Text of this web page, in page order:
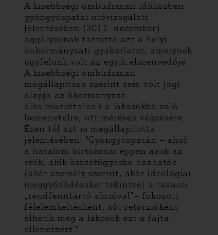
A kisebbségi ombudsman időközben
gyöngyöspatai utóvizsgálati
jelentésében (2011. december)
aggályosnak tartotta azt a helyi
önkormányzati gyakorlatot, amelynek
ügyfelünk volt az egyik elszenvedője.
A kisebbségi ombudsman
megállapítása szerint sem volt jogi
alapja az ökormányzat
alkalmazottainak a lakásokba való
bemenetelre, ott mérések végzésére.
Ezen túl azt is megállapította
jelentésében: "Gyöngyöspatán – ahol
a hatalom birtokosai éppen azok az
erők, akik összefüggésbe hozhatók
(akár személy szerint, akár ideológiai
meggyőződésüket tekintve) a tavaszi
„rendfenntartó akcióval”– fokozott
félelemkeltésként, sőt retorzióként
élhetik meg a lakosok ezt a fajta
ellenőrzést.”